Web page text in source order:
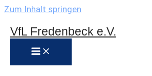
Zum Inhalt springen
VfL Fredenbeck e.V.